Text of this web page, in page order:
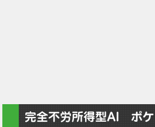
完全不労所得型AI ポ